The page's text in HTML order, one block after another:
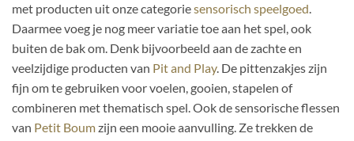
met producten uit onze categoriesensorisch speelgoed.
Daarmee voeg je nog meer variatie toe aan het spel, ook
buiten de bak om. Denk bijvoorbeeld aan de zachte en
veelzijdige producten van Pit and Play. De pittenzakjes zijn
fijn om te gebruiken voor voelen, gooien, stapelen of
combineren met thematisch spel. Ook de sensorische flessen
van Petit Boumzijn een mooie aanvulling. Ze trekken de